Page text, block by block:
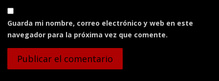
Guarda mi nombre, correo electrónico y web en este
navegador para la próxima vez que comente.